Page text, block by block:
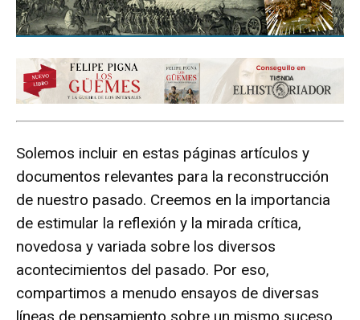
Solemos incluir en estas páginas artículos y
documentos relevantes para la reconstrucción
de nuestro pasado. Creemos en la importancia
de estimular la reflexión y la mirada crítica,
novedosa y variada sobre los diversos
acontecimientos del pasado. Por eso,
compartimos a menudo ensayos de diversas
líneas de pensamiento sobre un mismo suceso.